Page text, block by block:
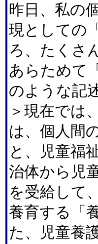
昨日、私の
現としての
ろ、たくさ
あらためて
のような記
＞現在では
は、個人間
と、児童福
治体から児
を受給して
養育する「
た、児童養